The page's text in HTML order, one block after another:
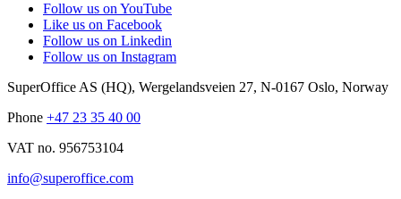
Follow us on YouTube
Like us on Facebook
Follow us on Linkedin
Follow us on Instagram
SuperOffice AS (HQ), Wergelandsveien 27, N-0167 Oslo, Norway
Phone +47 23 35 40 00
VAT no. 956753104
info@superoffice.com